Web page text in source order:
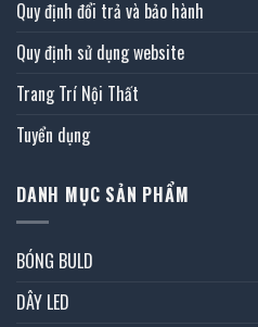
Quy định đổi trả và bảo hành
Quy định sử dụng website
Trang Trí Nội Thất
Tuyển dụng
DANH MỤC SẢN PHẨM
BÓNG BULD
DÂY LED